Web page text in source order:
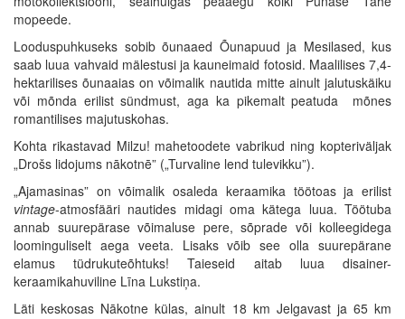
mopeede.
Looduspuhkuseks sobib õunaaed Õunapuud ja Mesilased, kus
saab luua vahvaid mälestusi ja kauneimaid fotosid. Maalilises 7,4-
hektarilises õunaaias on võimalik nautida mitte ainult jalutuskäiku
või mõnda erilist sündmust, aga ka pikemalt peatuda mõnes
romantilises majutuskohas.
Kohta rikastavad Milzu! mahetoodete vabrikud ning kopteriväljak
„Drošs lidojums nākotnē” („Turvaline lend tulevikku”).
„Ajamasinas” on võimalik osaleda keraamika töötoas ja erilist
vintage-atmosfääri nautides midagi oma kätega luua. Töötuba
annab suurepärase võimaluse pere, sõprade või kolleegidega
loominguliselt aega veeta. Lisaks võib see olla suurepärane
elamus tüdrukuteõhtuks! Taieseid aitab luua disainer-
keraamikahuviline Līna Lukstiņa.
Läti keskosas Nākotne külas, ainult 18 km Jelgavast ja 65 km